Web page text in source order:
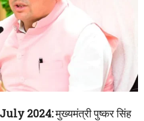
2024:मुख्यमंत्री पुष्कर सिंह